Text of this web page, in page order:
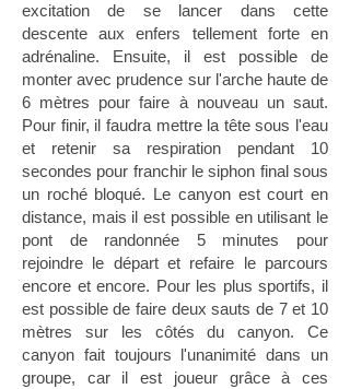
excitation de se lancer dans cette
descente aux enfers tellement forte en
adrénaline. Ensuite, il est possible de
monter avec prudence sur l'arche haute de
6 mètres pour faire à nouveau un saut.
Pour finir, il faudra mettre la tête sous l'eau
et retenir sa respiration pendant 10
secondes pour franchir le siphon final sous
un roché bloqué. Le canyon est court en
distance, mais il est possible en utilisant le
pont de randonnée 5 minutes pour
rejoindre le départ et refaire le parcours
encore et encore. Pour les plus sportifs, il
est possible de faire deux sauts de 7 et 10
mètres sur les côtés du canyon. Ce
canyon fait toujours l'unanimité dans un
groupe, car il est joueur grâce à ces